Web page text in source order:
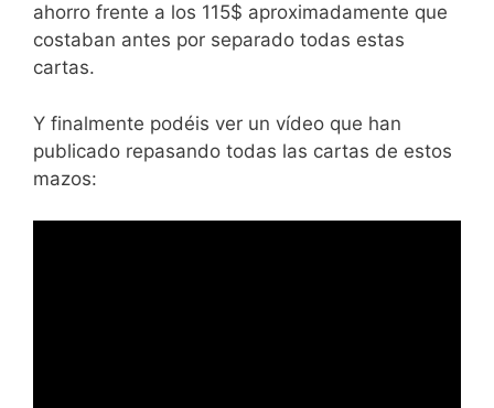
ahorro frente a los 115$ aproximadamente que
costaban antes por separado todas estas
cartas.
Y finalmente podéis ver un vídeo que han
publicado repasando todas las cartas de estos
mazos: